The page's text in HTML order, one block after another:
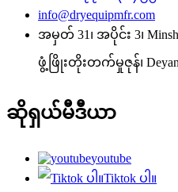
info@dryequipmfr.com
အမှတ် 31၊ အပိုင်း 3၊
ဖွံ့ဖြိုးတိုးတက်မှုဇုန်၊
ဆိုရှယ်မီဒီယာ
youtube
Tiktok ပါ။